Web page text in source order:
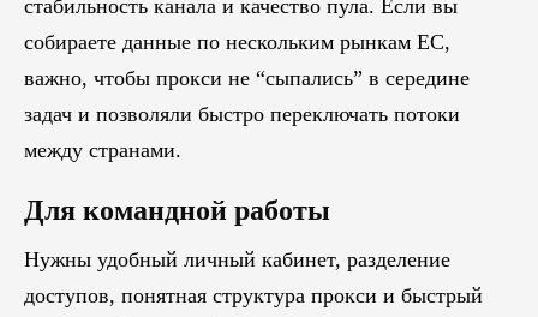
стабильность канала и качество пула. Если вы
собираете данные по нескольким рынкам ЕС,
важно, чтобы прокси не “сыпались” в середине
задач и позволяли быстро переключать потоки
между странами.
Для командной работы
Нужны удобный личный кабинет, разделение
доступов, понятная структура прокси и быстрый